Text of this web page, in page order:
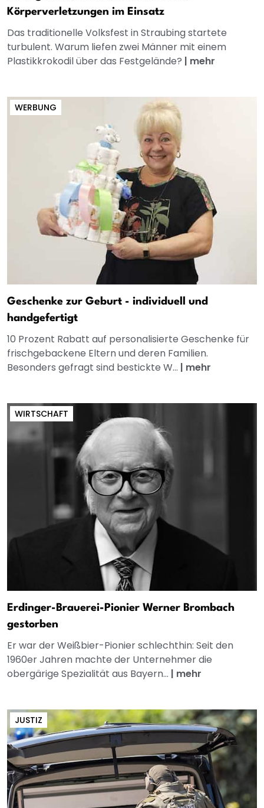
Körperverletzungen im Einsatz
Das traditionelle Volksfest in Straubing startete
turbulent. Warum liefen zwei Männer mit einem
Plastikkrokodil über das Festgelände? | mehr
WERBUNG
Geschenke zur Geburt - individuell und
handgefertigt
10 Prozent Rabatt auf personalisierte Geschenke für
frischgebackene Eltern und deren Familien.
Besonders gefragt sind bestickte W... | mehr
WIRTSCHAFT
Erdinger-Brauerei-Pionier Werner Brombach
gestorben
Er war der Weißbier-Pionier schlechthin: Seit den
1960er Jahren machte der Unternehmer die
obergärige Spezialität aus Bayern... | mehr
JUSTIZ